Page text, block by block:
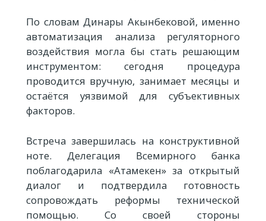
По словам Динары Акынбековой, именно
автоматизация анализа регуляторного
воздействия могла бы стать решающим
инструментом: сегодня процедура
проводится вручную, занимает месяцы и
остаётся уязвимой для субъективных
факторов.
Встреча завершилась на конструктивной
ноте. Делегация Всемирного банка
поблагодарила «Атамекен» за открытый
диалог и подтвердила готовность
сопровождать реформы технической
помощью. Со своей стороны